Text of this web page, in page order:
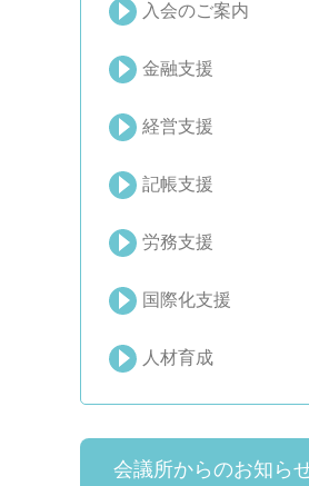
入会のご案内
金融支援
経営支援
記帳支援
労務支援
国際化支援
人材育成
会議所からのお知ら